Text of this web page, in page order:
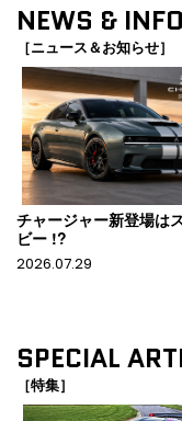
NEWS &
［ニュース＆お知らせ］
チャージャー新登場は
ビー !?
2026.07.29
SPECIAL
［特集］